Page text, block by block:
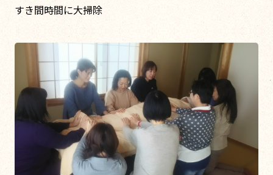
すき間時間に大掃除